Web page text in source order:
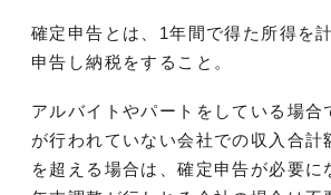
確定申告とは、1年間で得た所得を
申告し納税をすること。
アルバイトやパートをしている場合
が行われていない会社での収入合計
を超える場合は、確定申告が必要